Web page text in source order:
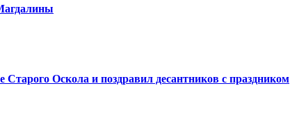
Оскола и поздравил десантников с праздником